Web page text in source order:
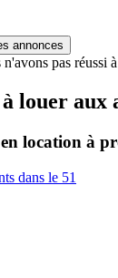
annonces
pas réussi
louer aux
location à
dans le 51